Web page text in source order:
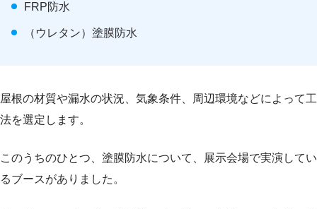
FRP防水
（ウレタン）塗膜防水
屋根の材質や漏水の状況、気象条件、周辺環境などによって工
法を選定します。
このうちのひとつ、塗膜防水について、展示会場で実演してい
るブースがありました。